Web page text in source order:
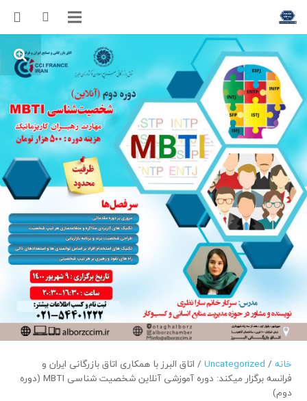
خانه /
Uncategorized / اتاق البرز با همکاری اتاق بازرگانی ایران و
فرانسه برگزار میکند: دوره آموزشی آنلاین شخصیت شناسی MBTI (دوره
دوم)